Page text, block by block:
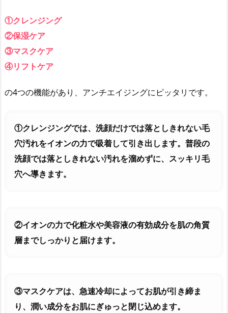
①クレンジング
②保湿ケア
③マスクケア
④リフトケア
の4つの機能があり、アンチエイジングにピッタリです。
①クレンジングでは、洗顔だけでは落としきれない毛
穴汚れをイオンの力で吸着して引き出します。普段の
洗顔では落としきれない汚れを溜めずに、スッキリ毛
穴へ導きます。
②イオンの力で化粧水や美容液の有効成分を肌の角質
層までしっかりと届けます。
③マスクケアは、急速冷却によってお肌が引き締ま
り、潤い成分をお肌にぎゅっと閉じ込めます。